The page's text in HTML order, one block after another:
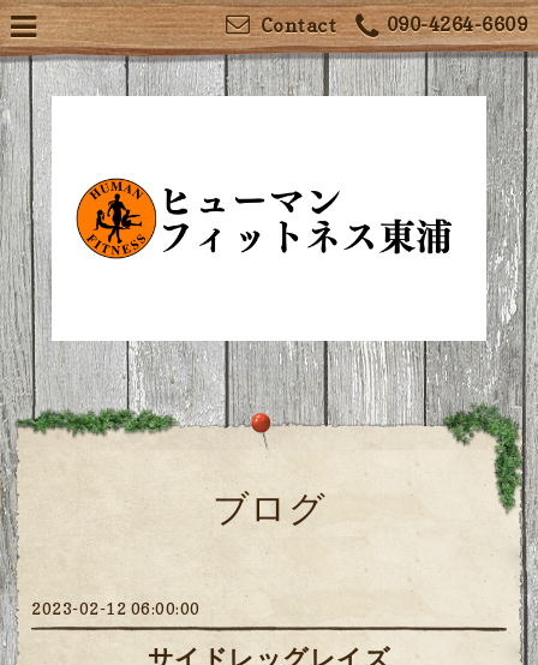
090-4264-6609
Contact
ブログ
2023-02-12 06:00:00
サイドレッグレイズ